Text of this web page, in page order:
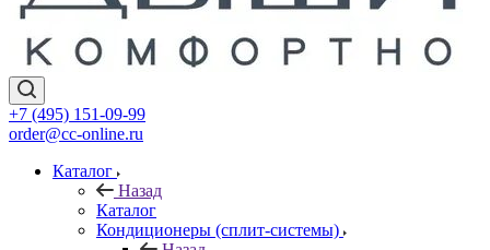
+7 (495) 151-09-99
order@cc-online.ru
Каталог
Назад
Каталог
Кондиционеры (сплит-системы)